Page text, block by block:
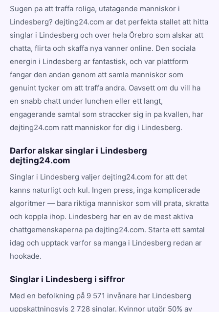
Sugen pa att traffa roliga, utatagende manniskor i
Lindesberg? dejting24.com ar det perfekta stallet att hitta
singlar i Lindesberg och over hela Örebro som alskar att
chatta, flirta och skaffa nya vanner online. Den sociala
energin i Lindesberg ar fantastisk, och var plattform
fangar den andan genom att samla manniskor som
genuint tycker om att traffa andra. Oavsett om du vill ha
en snabb chatt under lunchen eller ett langt,
engagerande samtal som straccker sig in pa kvallen, har
dejting24.com ratt manniskor for dig i Lindesberg.
Darfor alskar singlar i Lindesberg
dejting24.com
Singlar i Lindesberg valjer dejting24.com for att det
kanns naturligt och kul. Ingen press, inga komplicerade
algoritmer — bara riktiga manniskor som vill prata, skratta
och koppla ihop. Lindesberg har en av de mest aktiva
chattgemenskaperna pa dejting24.com. Starta ett samtal
idag och upptack varfor sa manga i Lindesberg redan ar
hookade.
Singlar i Lindesberg i siffror
Med en befolkning på 9 571 invånare har Lindesberg
uppskattningsvis 2 728 singlar. Kvinnor utgör 50% av